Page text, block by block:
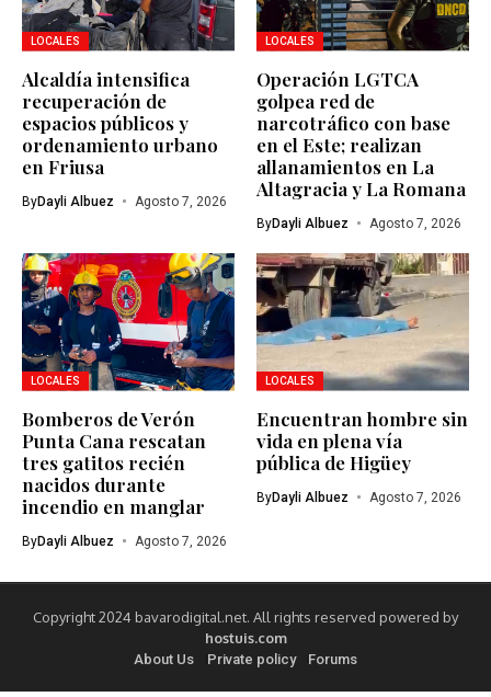
LOCALES
Alcaldía intensifica
recuperación de
espacios públicos y
ordenamiento urbano
en Friusa
ByDayli Albuez Agosto 7, 2026
LOCALES
Operación LGTCA
golpea red de
narcotráfico con base
en el Este; realizan
allanamientos en La
Altagracia y La Romana
ByDayli Albuez Agosto 7, 2026
LOCALES
Bomberos de Verón
Punta Cana rescatan
tres gatitos recién
nacidos durante
incendio en manglar
ByDayli Albuez Agosto 7, 2026
LOCALES
Encuentran hombre sin
vida en plena vía
pública de Higüey
ByDayli Albuez Agosto 7, 2026
Copyright 2024 bavarodigital.net. All rights reserved powered by
hostuis.com
About Us Private policy Forums